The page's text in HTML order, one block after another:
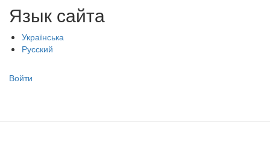
Язык сайта
Українська
Русский
Меню
записи
Войти